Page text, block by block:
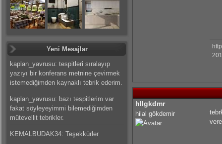
hllgkdmr
hilal gökdemir
Yeni Mesajlar
kaplan_yavrusu: tespitleri sıralayıp
yazıyı bir konferans metnine çevirmek
istemediğimden kaynaklı tebrik ederim.
kaplan_yavrusu: bazı tespitlerim var
fakat söyleyeyimmi bilemediğimden
mütevellit tebrikler.
KEMALBUDAK34: Teşekkürler